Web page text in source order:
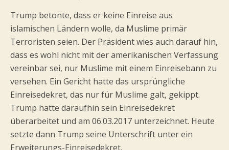
Trump betonte, dass er keine Einreise aus
islamischen Ländern wolle, da Muslime primär
Terroristen seien. Der Präsident wies auch darauf hin,
dass es wohl nicht mit der amerikanischen Verfassung
vereinbar sei, nur Muslime mit einem Einreisebann zu
versehen. Ein Gericht hatte das ursprüngliche
Einreisedekret, das nur für Muslime galt, gekippt.
Trump hatte daraufhin sein Einreisedekret
überarbeitet und am 06.03.2017 unterzeichnet. Heute
setzte dann Trump seine Unterschrift unter ein
Erweiterungs-Einreisedekret.